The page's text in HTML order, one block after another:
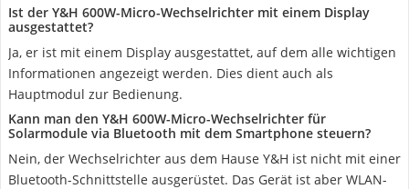
Ist der Y&H 600W-Micro-Wechselrichter mit einem Display
ausgestattet?
Ja, er ist mit einem Display ausgestattet, auf dem alle wichtigen
Informationen angezeigt werden. Dies dient auch als
Hauptmodul zur Bedienung.
Kann man den Y&H 600W-Micro-Wechselrichter für
Solarmodule via Bluetooth mit dem Smartphone steuern?
Nein, der Wechselrichter aus dem Hause Y&H ist nicht mit einer
Bluetooth-Schnittstelle ausgerüstet. Das Gerät ist aber WLAN-